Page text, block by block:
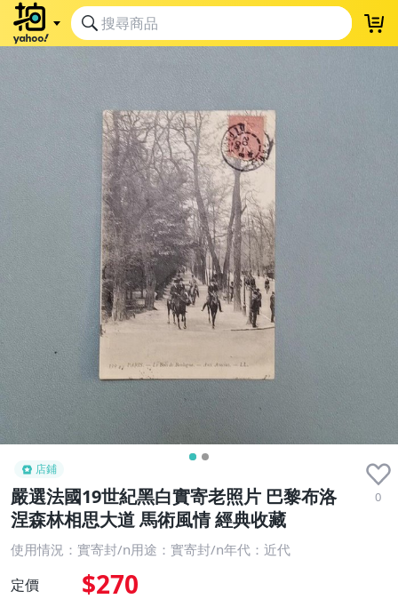
店鋪
嚴選法國19世紀黑白實寄老照片 巴黎布洛
涅森林相思大道 馬術風情 經典收藏
0
使用情況：實寄封/n用途：實寄封/n年代：近代
定價 $270